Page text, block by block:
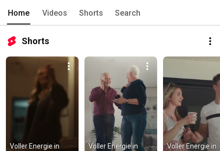
Home Videos Shorts Search
Shorts
Voller Energie in
Voller Energie in
Voller Energie in